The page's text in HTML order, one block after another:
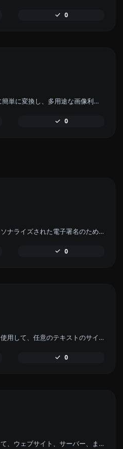
0
ICO画像ファイルをJPG形式に簡単に変換し、多用途な画像利用が可能なICOからJPGへの変換ツールです。
0
カスタム署名を作成し、パーソナライズされた電子署名のための署名生成ツールで簡単にダウンロードしましょう。
0
テキストサイズ計算ツールを使用して、任意のテキストのサイズをバイト (B)、キロバイト (KB)、またはメガバイト (MB) で計算します。
0
私たちのpingツールを使用して、ウェブサイト、サーバー、またはポートのステータスと応答時間を迅速かつ効率的に確認してください。